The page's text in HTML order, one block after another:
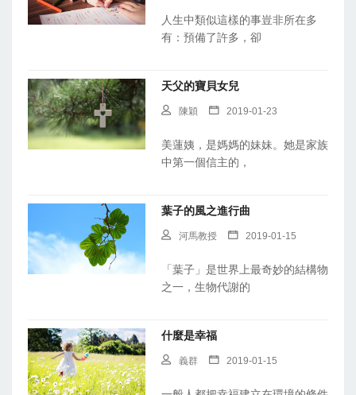
人生中類似這樣的事豈非所在多
有：預備了許多，卻
天父的寶貝女兒
陳穎 2019-01-23
美蓮姨，是媽媽的妹妹。她是家族
中第一個信主的，
葉子的風之進行曲
河馬教授 2019-01-15
「葉子」是世界上最奇妙的結構物
之一，生物代謝的
什麼是幸福
義群 2019-01-15